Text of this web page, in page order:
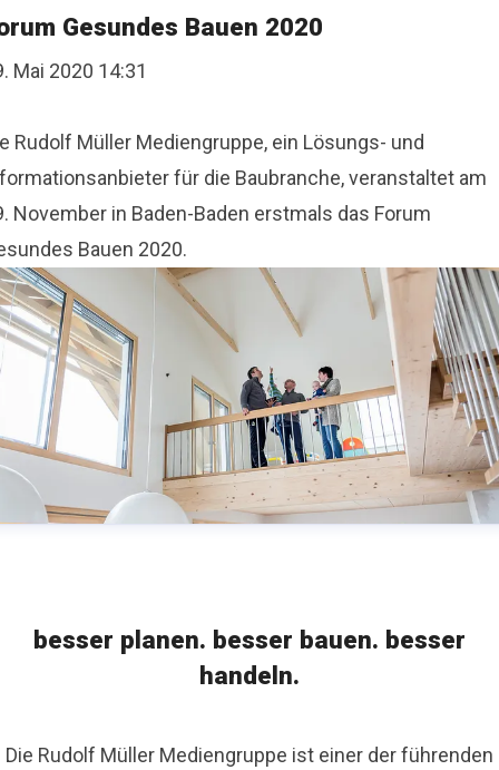
Gesundes Bauen 2020
Mai 2020 14:31
Rudolf Müller Mediengruppe, ein Lösungs- und
für die Baubranche, veranstaltet am
November in Baden-Baden erstmals das Forum
Bauen 2020.
besser planen. besser bauen. besser
handeln.
Die Rudolf Müller Mediengruppe ist einer der führenden